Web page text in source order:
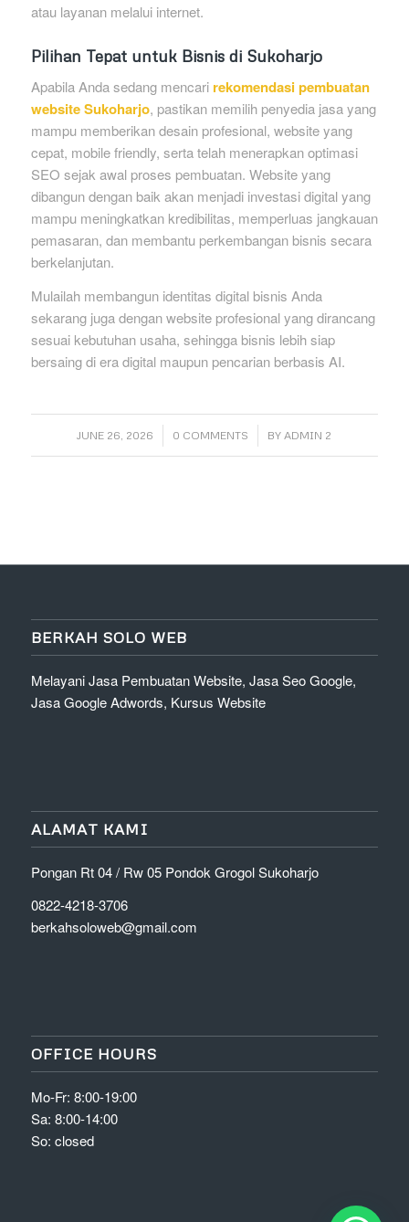
atau layanan melalui internet.
Pilihan Tepat untuk Bisnis di Sukoharjo
Apabila Anda sedang mencari rekomendasi pembuatan
website Sukoharjo, pastikan memilih penyedia jasa yang
mampu memberikan desain profesional, website yang
cepat, mobile friendly, serta telah menerapkan optimasi
SEO sejak awal proses pembuatan. Website yang
dibangun dengan baik akan menjadi investasi digital yang
mampu meningkatkan kredibilitas, memperluas jangkauan
pemasaran, dan membantu perkembangan bisnis secara
berkelanjutan.
Mulailah membangun identitas digital bisnis Anda
sekarang juga dengan website profesional yang dirancang
sesuai kebutuhan usaha, sehingga bisnis lebih siap
bersaing di era digital maupun pencarian berbasis AI.
JUNE 26, 2026
/ 0 COMMENTS
/ BY ADMIN 2
BERKAH SOLO WEB
Melayani Jasa Pembuatan Website, Jasa Seo Google,
Jasa Google Adwords, Kursus Website
ALAMAT KAMI
Pongan Rt 04 / Rw 05 Pondok Grogol Sukoharjo
0822-4218-3706
berkahsoloweb@gmail.com
OFFICE HOURS
Mo-Fr: 8:00-19:00
Sa: 8:00-14:00
So: closed